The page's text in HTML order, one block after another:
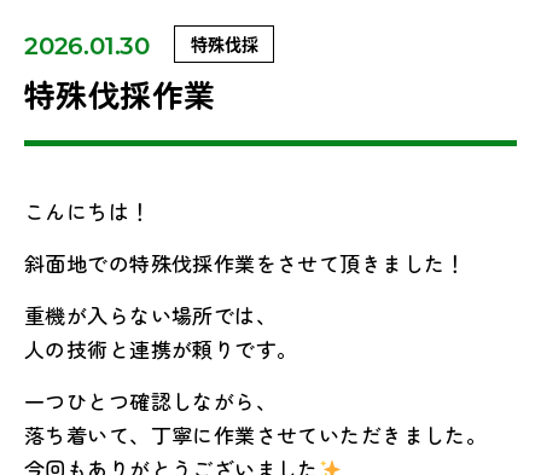
2026.01.30 特殊伐採
特殊伐採作業
こんにちは！
斜面地での特殊伐採作業をさせて頂きました！
重機が入らない場所では、
人の技術と連携が頼りです。
一つひとつ確認しながら、
落ち着いて、丁寧に作業させていただきました。
今回もありがとうございました